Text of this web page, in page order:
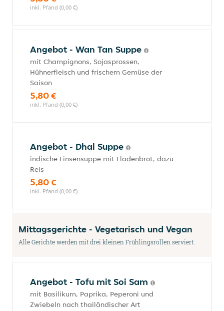
inkl. Pfand (0,00 €)
Angebot - Wan Tan Suppe
mit Champignons, Sojasprossen,
Hühnerfleisch und frischem Gemüse der
Saison
5,80 €
inkl. Pfand (0,00 €)
Angebot - Dhal Suppe
indische Linsensuppe mit Fladenbrot, dazu
Reis
5,80 €
inkl. Pfand (0,00 €)
Mittagsgerichte - Vegetarisch und Vegan
Alle Gerichte werden mit drei kleinen Frühlingsrollen serviert.
Angebot - Tofu mit Soi Sam
mit Basilikum, Paprika, Peperoni und
Zwiebeln nach thailändischer Art